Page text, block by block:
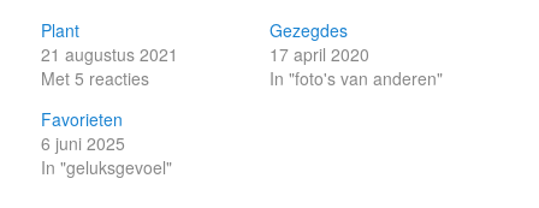
Plant
21 augustus 2021
Met 5 reacties
Gezegdes
17 april 2020
In "foto's van anderen"
Favorieten
6 juni 2025
In "geluksgevoel"